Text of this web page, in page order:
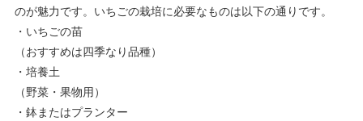
のが魅力です。いちごの栽培に必要なものは以下の通りです。
・いちごの苗
（おすすめは四季なり品種）
・培養土
（野菜・果物用）
・鉢またはプランター